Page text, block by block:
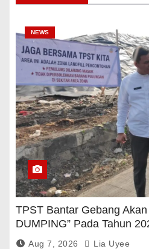
NEWS
TPST Bantar Gebang
DUMPING” Pada Tahun
Pemerintah
Aug 7, 2026 Lia Uyee